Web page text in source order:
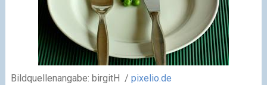
Bildquellenangabe: birgitH / pixelio.de